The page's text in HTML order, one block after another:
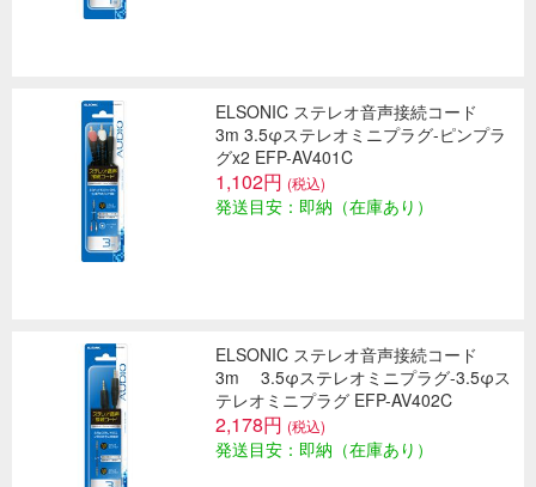
ELSONIC ステレオ音声接続コード
3m 3.5φステレオミニプラグ-ピンプラ
グx2 EFP-AV401C
1,102円 (税込)
発送目安：即納（在庫あり）
ELSONIC ステレオ音声接続コード
3m 3.5φステレオミニプラグ-3.5φス
テレオミニプラグ EFP-AV402C
2,178円 (税込)
発送目安：即納（在庫あり）